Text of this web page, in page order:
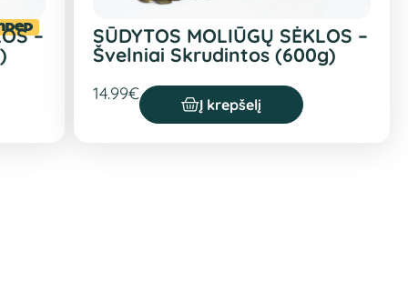
–
SŪDYTOS MOLIŪGŲ SĖKLOS –
Švelniai Skrudintos (600g)
14.99€
Į krepšelį